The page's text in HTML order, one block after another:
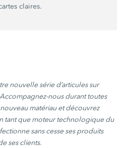
claires.
nouvelle série d’articules sur
nous durant toutes
matériau et découvrez
tant que moteur technologique du
sans cesse ses produits
ses clients.